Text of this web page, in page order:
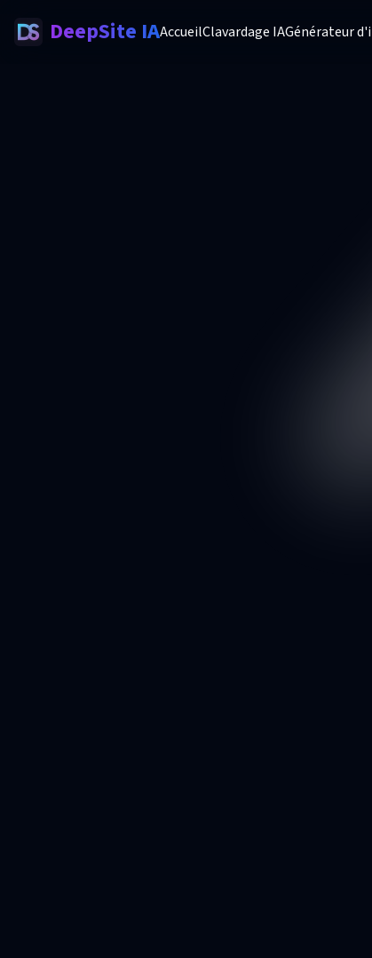
DeepSite IAAccueilClavardage IAGénérateur